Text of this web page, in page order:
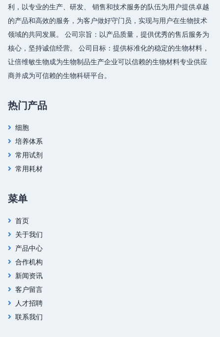
利，以专业的生产、研发、 销售和技术服务的队伍为用户提供卓越
的产品和高效的服务，为客户做好守门员，实现与用户在生物技术
领域的共同发展。 公司宗旨：以产品质量，提供优秀的售后服务为
核心，坚持诚信经营。 公司目标：提供标准化的稳定的生物材料，
让倍维敏生物成为生物制品生产企业可以信赖的生物材料专业供应
商并成为可信赖的生物科研平台。
热门产品
细胞
培养体系
常用试剂
常用耗材
菜单
首页
关于我们
产品中心
合作机构
新闻资讯
客户留言
人才招聘
联系我们